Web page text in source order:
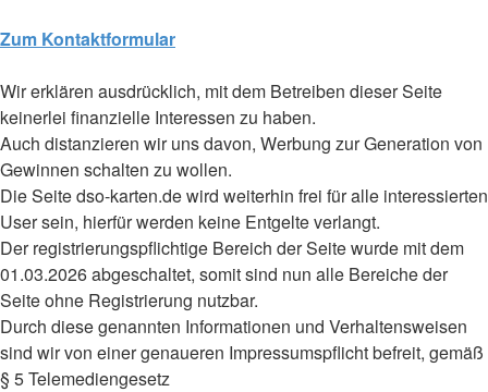
Zum Kontaktformular
Wir erklären ausdrücklich, mit dem Betreiben dieser Seite
keinerlei finanzielle Interessen zu haben.
Auch distanzieren wir uns davon, Werbung zur Generation von
Gewinnen schalten zu wollen.
Die Seite dso-karten.de wird weiterhin frei für alle interessierten
User sein, hierfür werden keine Entgelte verlangt.
Der registrierungspflichtige Bereich der Seite wurde mit dem
01.03.2026 abgeschaltet, somit sind nun alle Bereiche der
Seite ohne Registrierung nutzbar.
Durch diese genannten Informationen und Verhaltensweisen
sind wir von einer genaueren Impressumspflicht befreit, gemäß
§ 5 Telemediengesetz